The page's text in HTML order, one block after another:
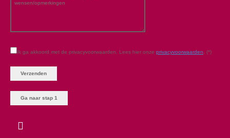
Ik ga akkoord met de privacyvoorwaarden. Lees hier onze privacyvoorwaarden. (*)
Ga naar stap 1